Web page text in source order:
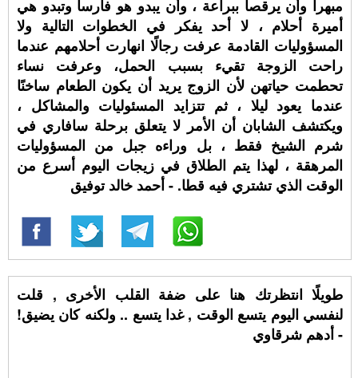
مبهرا وأن يرقصا ببراعة ، وأن يبدو هو فارسا وتبدو هي
أميرة أحلام ، لا أحد يفكر في الخطوات التالية ولا
المسؤوليات القادمة عرفت رجالًا انهارت أحلامهم عندما
راحت الزوجة تقيء بسبب الحمل، وعرفت نساء
تحطمت حياتهن لأن الزوج يريد أن يكون الطعام ساخنًا
عندما يعود ليلا ، ثم تتزايد المسئوليات والمشاكل ،
ويكتشف الشابان أن الأمر لا يتعلق برحلة سافاري في
شرم الشيخ فقط ، بل وراءه جبل من المسؤوليات
المرهقة ، لهذا يتم الطلاق في زيجات اليوم أسرع من
الوقت الذي تشتري فيه قطا. - أحمد خالد توفيق
طويلًا انتظرتك هنا على ضفة القلب الأخرى , قلت
لنفسي اليوم يتسع الوقت , غدا يتسع .. ولكنه كان يضيق!
- أدهم شرقاوي